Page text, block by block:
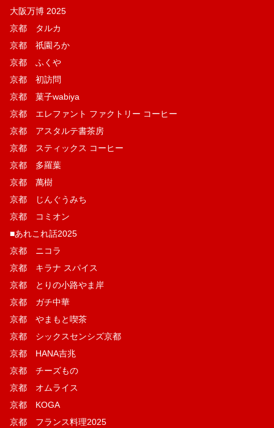
大阪万博 2025
京都 タルカ
京都 祇園ろか
京都 ふくや
京都 初訪問
京都 菓子wabiya
京都 エレファント ファクトリー コーヒー
京都 アスタルテ書茶房
京都 スティックス コーヒー
京都 多羅葉
京都 萬樹
京都 じんぐうみち
京都 コミオン
■あれこれ話2025
京都 ニコラ
京都 キラナ スパイス
京都 とりの小路やま岸
京都 ガチ中華
京都 やまもと喫茶
京都 シックスセンシズ京都
京都 HANA吉兆
京都 チーズもの
京都 オムライス
京都 KOGA
京都 フランス料理2025